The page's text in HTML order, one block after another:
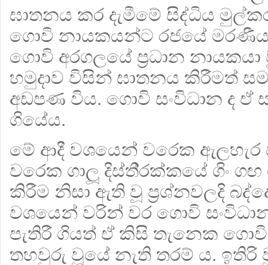
ඝාතනය කර දැමීමේ සිද්ධිය
ගොවි නායකයන්ට රජයේ
ගොවි අරගලයේ ප‍්‍රධාන
හමුදාව විසින් ඝාතනය කිරීමත්
අඩපණ විය. ගොවි සංවිධාන ද ඒ
ගියේය.
මේ ආදී වශයෙන් වරෙක ඇලහැර
වරෙක ගාලූ දිස්ති‍්‍රක්කයේ ගිං ගඟ
කිරීම නිසා ඇති වූ ප‍්‍රශ්නවලදි
වශයෙන් වරින් වර ගොවි
පැතිරී ගියත් ඒ කිසි තැනෙක ගොවි
තහවුරු වූයේ නැති තරම් ය. ඉතිරි